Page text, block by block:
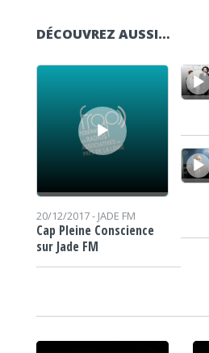
DÉCOUVREZ AUSSI…
Lecteur audio
20/12/2017 - JADE FM
Cap Pleine Conscience
sur Jade FM